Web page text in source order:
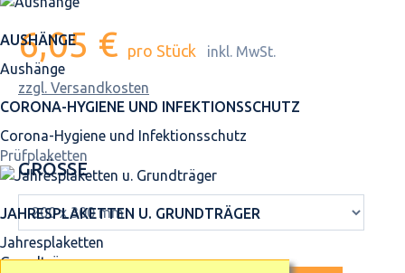
AUSHÄNGE
Aushänge
CORONA-HYGIENE UND INFEKTIONSSCHUTZ
Corona-Hygiene und Infektionsschutz
Prüfplaketten
JAHRES­PLAKETTEN U. GRUNDTRÄGER
Jahresplaketten
Grundträger
6,05 € pro Stück inkl. MwSt.
zzgl. Versandkosten
GRÖSSE